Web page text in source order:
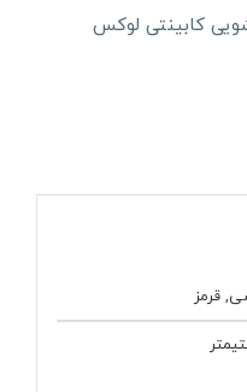
کابینتی لوکس
قرمز